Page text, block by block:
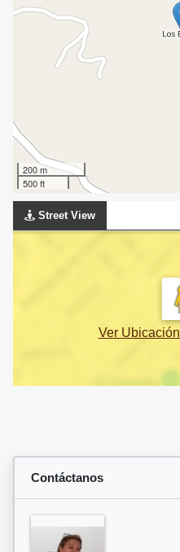
200 m
500 ft
Street View
Ver Ubicación
Contáctanos